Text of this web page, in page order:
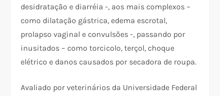
desidratação e diarréia -, aos mais complexos –
como dilatação gástrica, edema escrotal,
prolapso vaginal e convulsões -, passando por
inusitados – como torcicolo, terçol, choque
elétrico e danos causados por secadora de roupa.
Avaliado por veterinários da Universidade Federal